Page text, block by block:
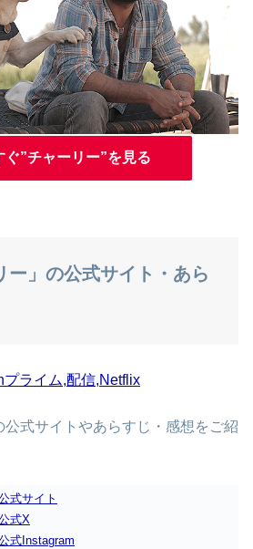
ぐ”チャーリー”を見る
ー」の公式サイト・あら
式サイトやあらすじ・感想をご紹
式サイト
式X
式Instagram